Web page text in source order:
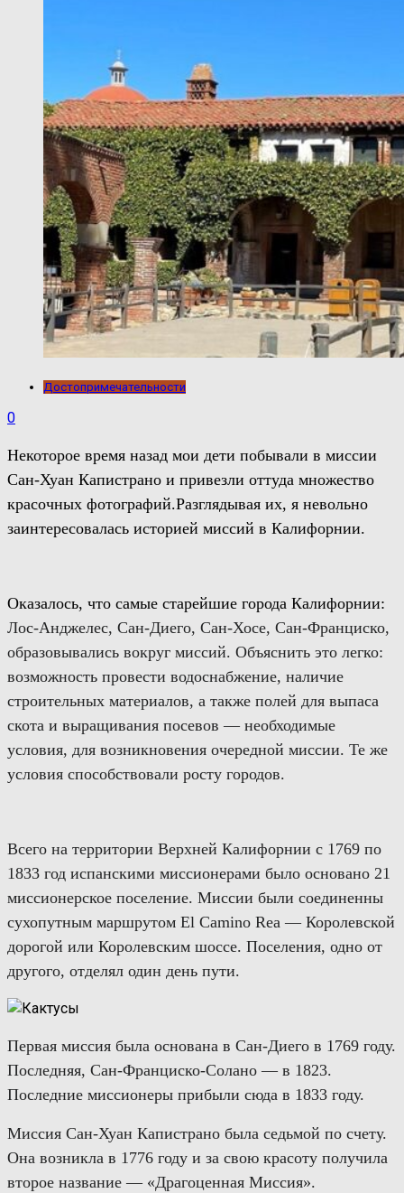
Достопримечательности
0
Некоторое время назад мои дети побывали в миссии
Сан-Хуан Капистрано и привезли оттуда множество
красочных фотографий.Разглядывая их, я невольно
заинтересовалась историей миссий в Калифорнии.
Оказалось, что самые старейшие города Калифорнии:
Лос-Анджелес, Сан-Диего, Сан-Хосе, Сан-Франциско,
образовывались вокруг миссий. Объяснить это легко:
возможность провести водоснабжение, наличие
строительных материалов, а также полей для выпаса
скота и выращивания посевов — необходимые
условия, для возникновения очередной миссии. Те же
условия способствовали росту городов.
Всего на территории Верхней Калифорнии с 1769 по
1833 год испанскими миссионерами было основано 21
миссионерское поселение. Миссии были соединенны
сухопутным маршрутом El Camino Rea — Королевской
дорогой или Королевским шоссе. Поселения, одно от
другого, отделял один день пути.
Первая миссия была основана в Сан-Диего в 1769 году.
Последняя, Сан-Франциско-Солано — в 1823.
Последние миссионеры прибыли сюда в 1833 году.
Миссия Сан-Хуан Капистрано была седьмой по счету.
Она возникла в 1776 году и за свою красоту получила
второе название — «Драгоценная Миссия».